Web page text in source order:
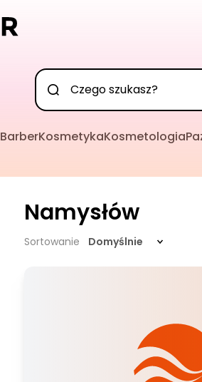
BarberKosmetykaKosmetologia
Namysłów
Sortowanie Domyślnie